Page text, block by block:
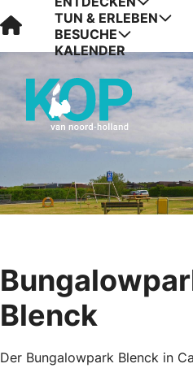
Visit Kop van Holland
TUN & ERLEBEN
BESUCHE
KALENDER
Blenck
Der Bungalowpark Blenck in